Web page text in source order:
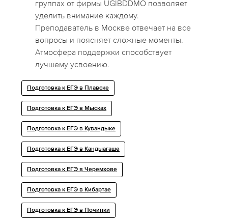
группах от фирмы UGIBDDMO позволяет
уделить внимание каждому.
Преподаватель в Москве отвечает на все
вопросы и поясняет сложные моменты.
Атмосфера поддержки способствует
лучшему усвоению.
Подготовка к ЕГЭ в Плавске
Подготовка к ЕГЭ в Мысках
Подготовка к ЕГЭ в Кувандыке
Подготовка к ЕГЭ в Кандыагаше
Подготовка к ЕГЭ в Черемхове
Подготовка к ЕГЭ в Кибартае
Подготовка к ЕГЭ в Починки